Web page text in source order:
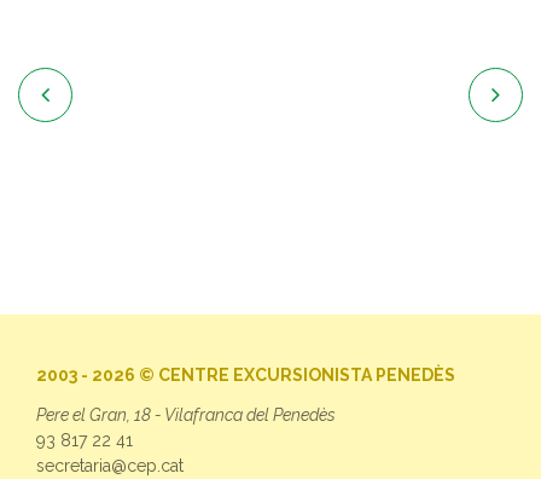
 
2003 - 2026 © CENTRE EXCURSIONISTA PENEDÈS
Pere el Gran, 18 - Vilafranca del Penedès
93 817 22 41
secretaria@cep.cat